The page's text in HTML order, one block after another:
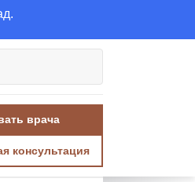
врача
консультация